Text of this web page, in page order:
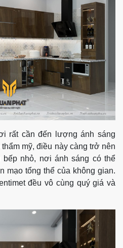
rất cần đến lượng ánh sáng
mỹ, điều này càng trở nên
bếp nhỏ, nơi ánh sáng có thể
mạo tổng thể của không gian.
đều vô cùng quý giá và